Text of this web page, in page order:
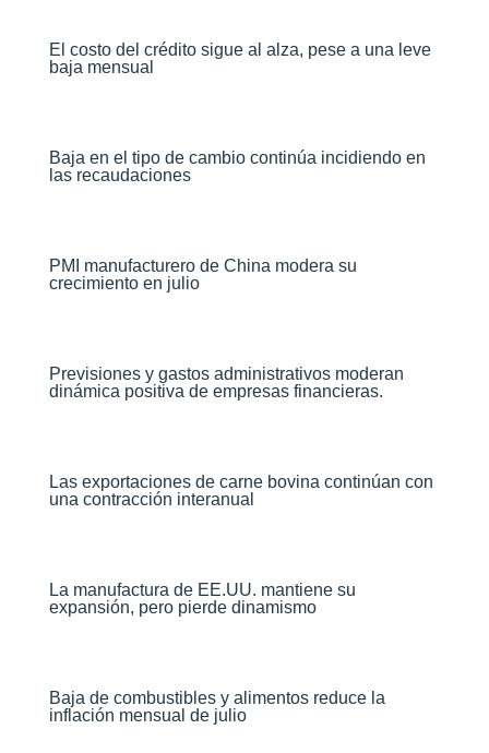
El costo del crédito sigue al alza, pese a una leve
baja mensual​
Baja en el tipo de cambio continúa incidiendo en
las recaudaciones​
PMI manufacturero de China modera su
crecimiento en julio​
Previsiones y gastos administrativos moderan
dinámica positiva de empresas financieras​.
Las exportaciones de carne bovina continúan con
una contracción interanual
La manufactura de EE.UU. mantiene su
expansión, pero pierde dinamismo
Baja de combustibles y alimentos reduce la
inflación mensual de julio​